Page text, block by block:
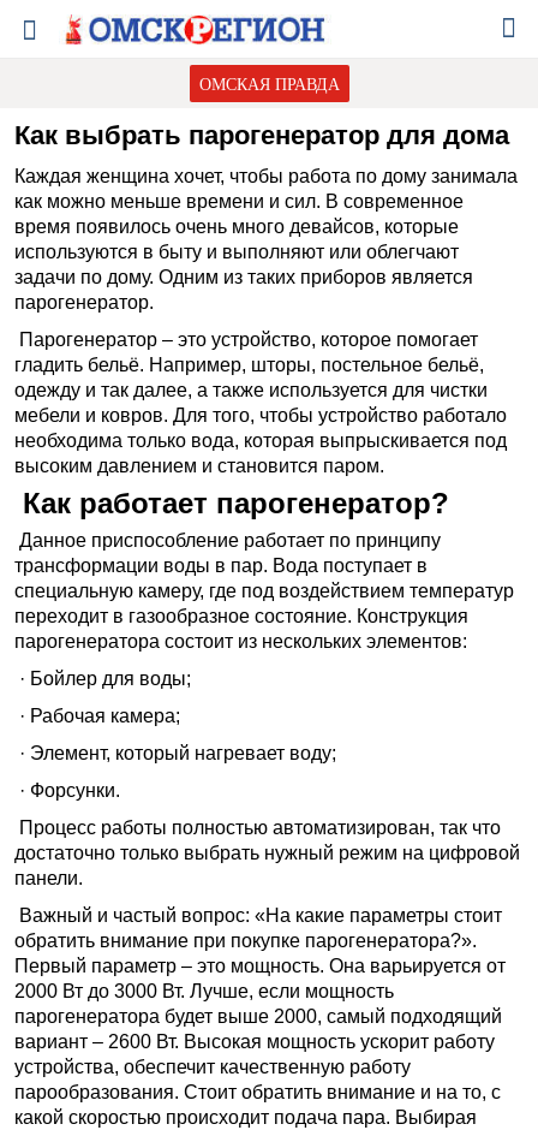
ОМСКАЯ ПРАВДА
Как выбрать парогенератор для дома
Каждая женщина хочет, чтобы работа по дому занимала
как можно меньше времени и сил. В современное
время появилось очень много девайсов, которые
используются в быту и выполняют или облегчают
задачи по дому. Одним из таких приборов является
парогенератор.
Парогенератор – это устройство, которое помогает
гладить бельё. Например, шторы, постельное бельё,
одежду и так далее, а также используется для чистки
мебели и ковров. Для того, чтобы устройство работало
необходима только вода, которая выпрыскивается под
высоким давлением и становится паром.
Как работает парогенератор?
Данное приспособление работает по принципу
трансформации воды в пар. Вода поступает в
специальную камеру, где под воздействием температур
переходит в газообразное состояние. Конструкция
парогенератора состоит из нескольких элементов:
· Бойлер для воды;
· Рабочая камера;
· Элемент, который нагревает воду;
· Форсунки.
Процесс работы полностью автоматизирован, так что
достаточно только выбрать нужный режим на цифровой
панели.
Важный и частый вопрос: «На какие параметры стоит
обратить внимание при покупке парогенератора?».
Первый параметр – это мощность. Она варьируется от
2000 Вт до 3000 Вт. Лучше, если мощность
парогенератора будет выше 2000, самый подходящий
вариант – 2600 Вт. Высокая мощность ускорит работу
устройства, обеспечит качественную работу
парообразования. Стоит обратить внимание и на то, с
какой скоростью происходит подача пара. Выбирая